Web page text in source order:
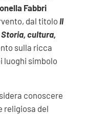
Fabbri
dal titoloIl
cultura,
sulla ricca
luoghi simbolo
conoscere
religiosa del